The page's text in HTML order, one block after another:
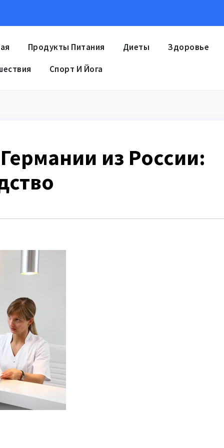
Продукты Питания Диеты Здоровье
Спорт И Йога
из России: